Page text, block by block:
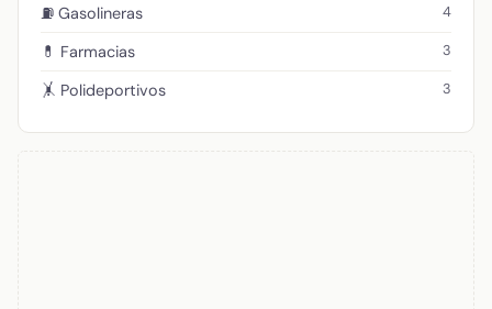
⛽ Gasolineras 4
💊 Farmacias 3
🤸 Polideportivos 3